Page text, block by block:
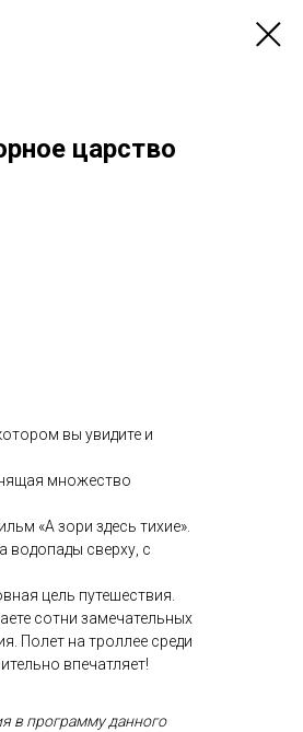
царство
вы увидите и
множество
«А зори здесь тихие».
водопады сверху, с
цель путешествия.
сотни замечательных
Полет на троллее среди
впечатляет!
в программу данного